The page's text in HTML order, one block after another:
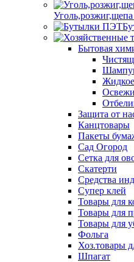
Бытовая
Защита от
Канцтовары
Пакеты
Сад Огород
Сетка для
Скатерти
Средства
Супер клей
Товары для
Товары для
Товары для
Фольга
Хоз.товары
Шпагат